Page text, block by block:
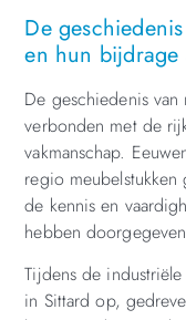
De
en hun bijdrage
De geschiedenis
verbonden met de
vakmanschap.
regio
de kennis en
hebben
Tijdens de
in Sittard op,